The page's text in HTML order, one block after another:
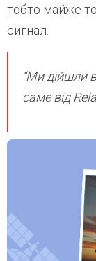
тобто майже
сигнал.
“Ми дійшли
саме від